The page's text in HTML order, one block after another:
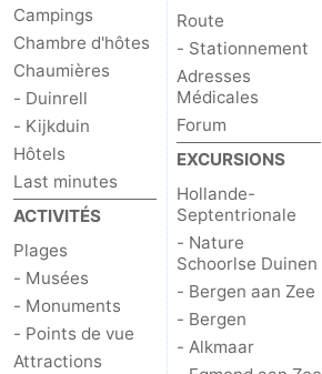
Campings
Chambre d'hôtes
Chaumières
- Duinrell
- Kijkduin
Hôtels
Last minutes
ACTIVITÉS
Plages
- Musées
- Monuments
- Points de vue
Attractions
Route
- Stationnement
Adresses
Médicales
Forum
EXCURSIONS
Hollande-
Septentrionale
- Nature
Schoorlse Duinen
- Bergen aan Zee
- Bergen
- Alkmaar